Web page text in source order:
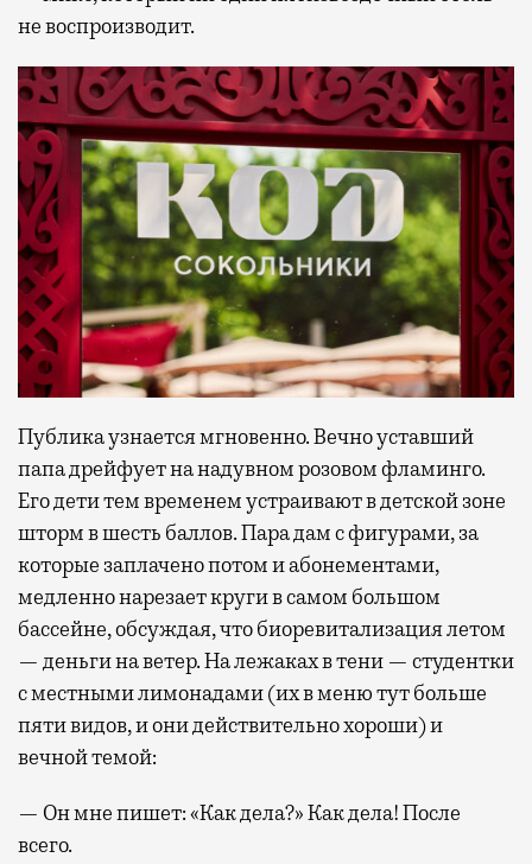
не воспроизводит.
Публика узнается мгновенно. Вечно уставший
папа дрейфует на надувном розовом фламинго.
Его дети тем временем устраивают в детской зоне
шторм в шесть баллов. Пара дам с фигурами, за
которые заплачено потом и абонементами,
медленно нарезает круги в самом большом
бассейне, обсуждая, что биоревитализация летом
— деньги на ветер. На лежаках в тени — студентки
с местными лимонадами (их в меню тут больше
пяти видов, и они действительно хороши) и
вечной темой:
— Он мне пишет: «Как дела?» Как дела! После
всего.